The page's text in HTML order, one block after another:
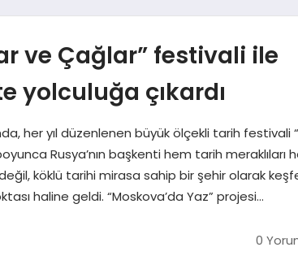
ve Çağlar” festivali ile
yolculuğa çıkardı
her yıl düzenlenen büyük ölçekli tarih festivali
Rusya’nın başkenti hem tarih meraklıları
köklü tarihi mirasa sahip bir şehir olarak
haline geldi. “Moskova’da Yaz” projesi…
0